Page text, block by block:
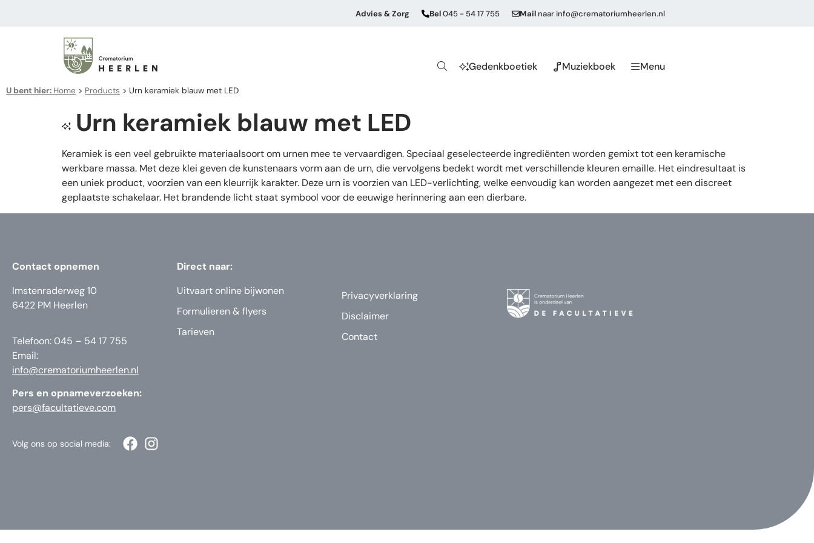
Advies & Zorg Bel045 - 54 17 755 Mail naarinfo@crematoriumheerlen.nl
Gedenkboetiek Muziekboek Menu
U bent hier: Home > Products > Urn keramiek blauw met LED
Urn keramiek blauw met LED
Keramiek is een veel gebruikte materiaalsoort om urnen mee te vervaardigen. Speciaal geselecteerde ingrediënten worden gemixt tot een keramische
werkbare massa. Met deze klei geven de kunstenaars vorm aan de urn, die vervolgens bedekt wordt met verschillende kleuren emaille. Het eindresultaat is
een uniek product, voorzien van een kleurrijk karakter. Deze urn is voorzien van LED-verlichting, welke eenvoudig kan worden aangezet met een discreet
geplaatste schakelaar. Het brandende licht staat symbool voor de eeuwige herinnering aan een dierbare.
Contact opnemen
Imstenraderweg 10
6422 PM Heerlen
Telefoon: 045 – 54 17 755
Email:
info@crematoriumheerlen.nl
Pers en opnameverzoeken:
pers@facultatieve.com
Direct naar:
Uitvaart online bijwonen
Formulieren & flyers
Tarieven
Privacyverklaring
Disclaimer
Contact
Volg ons op social media: